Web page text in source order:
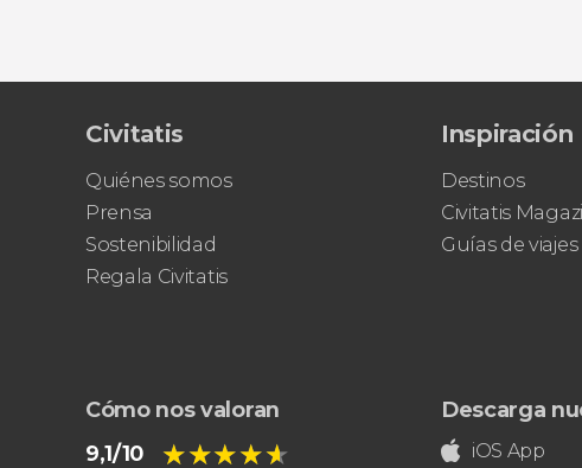
Civitatis
Quiénes somos
Prensa
Sostenibilidad
Regala Civitatis
Inspiración
Destinos
Civitatis
Guías de viajes
Cómo nos valoran
9,1/10
★★★★★
★★★★★
Descarga
iOS App